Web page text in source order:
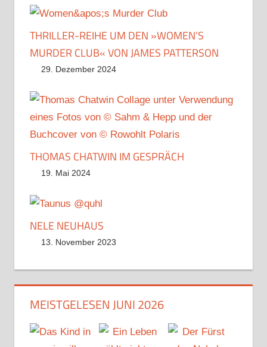
THRILLER-REIHE UM DEN »WOMEN’S
MURDER CLUB« VON JAMES PATTERSON
29. Dezember 2024
THOMAS CHATWIN IM GESPRÄCH
19. Mai 2024
NELE NEUHAUS
13. November 2023
MEISTGELESEN JUNI 2026